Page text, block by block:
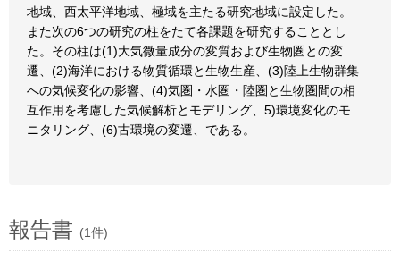
地域、西太平洋地域、極域を主たる研究地域に設定した。
また次の6つの研究の柱をたて各課題を研究することとし
た。その柱は(1)大気微量成分の変質および生物圏との変
遷、(2)海洋における物質循環と生物生産、(3)陸上生物群集
への気候変化の影響、(4)気圏・水圏・陸圏と生物圏間の相
互作用を考慮した気候解析とモデリング、5)環境変化のモ
ニタリング、(6)古環境の変遷、である。
報告書 (1件)